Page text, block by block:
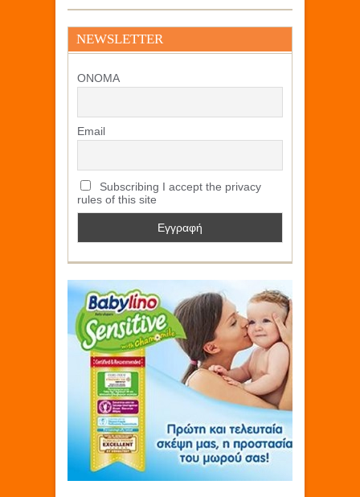
NEWSLETTER
ΟΝΟΜΑ
Email
Subscribing I accept the privacy
rules of this site